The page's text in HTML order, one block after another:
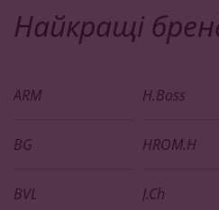
надійний захист від
Тіффані. У нас можна
нашого інтернет-
обрати найкращій
Найкращі
ARM
BG
BVL
H.Boss
HROM.H
J.Ch